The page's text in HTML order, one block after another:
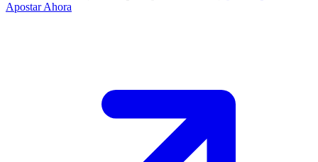
Apostar Ahora